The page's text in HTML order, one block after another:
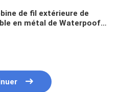
de fil extérieure de
en métal de Waterpoof